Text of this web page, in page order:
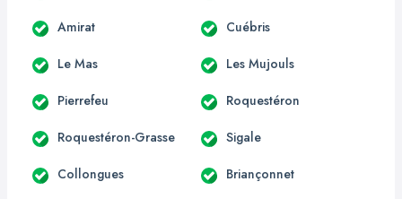
Amirat Cuébris
Le Mas Les Mujouls
Pierrefeu Roquestéron
Roquestéron-Grasse Sigale
Collongues Briançonnet